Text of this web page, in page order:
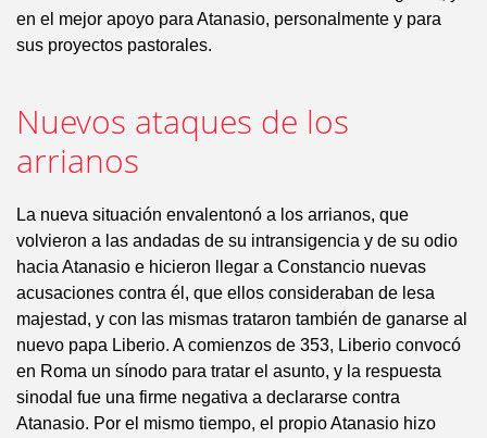
en el mejor apoyo para Atanasio, personalmente y para
sus proyectos pastorales.
Nuevos ataques de los
arrianos
La nueva situación envalentonó a los arrianos, que
volvieron a las andadas de su intransigencia y de su odio
hacia Atanasio e hicieron llegar a Constancio nuevas
acusaciones contra él, que ellos consideraban de lesa
majestad, y con las mismas trataron también de ganarse al
nuevo papa Liberio. A comienzos de 353, Liberio convocó
en Roma un sínodo para tratar el asunto, y la respuesta
sinodal fue una firme negativa a declararse contra
Atanasio. Por el mismo tiempo, el propio Atanasio hizo